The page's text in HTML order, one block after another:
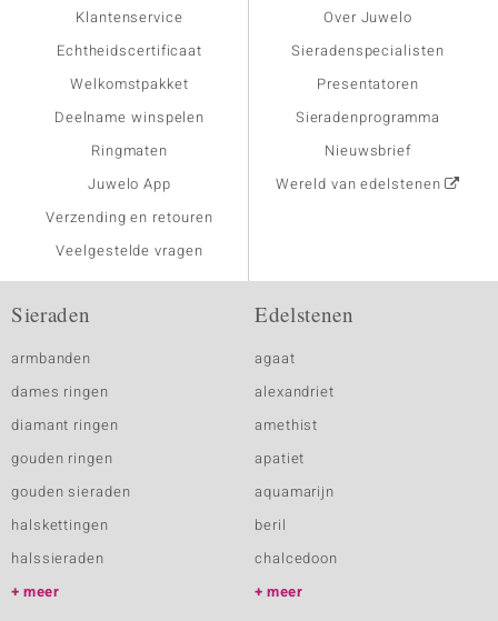
Klantenservice
Echtheidscertificaat
Welkomstpakket
Deelname winspelen
Ringmaten
Juwelo App
Verzending en retouren
Veelgestelde vragen
Over Juwelo
Sieradenspecialisten
Presentatoren
Sieradenprogramma
Nieuwsbrief
Wereld van edelstenen
Sieraden
armbanden
dames ringen
diamant ringen
gouden ringen
gouden sieraden
halskettingen
halssieraden
meer
Edelstenen
agaat
alexandriet
amethist
apatiet
aquamarijn
beril
chalcedoon
meer